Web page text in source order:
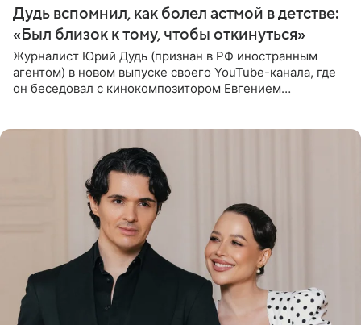
Дудь вспомнил, как болел астмой в детстве:
«Был близок к тому, чтобы откинуться»
Журналист Юрий Дудь (признан в РФ иностранным
агентом) в новом выпуске своего YouTube-канала, где
он беседовал с кинокомпозитором Евгением